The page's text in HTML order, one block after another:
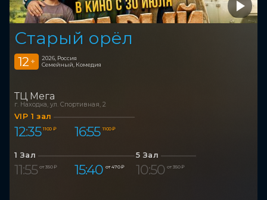
Старый орёл
12 +
2026, Россия
Семейный, Комедия
ТЦ Мега
г. Находка, ул. Спортивная, 2
VIP 1 зал
12:35 1 100 ₽ 16:55 1 100 ₽
1 Зал
11:55 от 350 ₽ 15:40 от 470 ₽
5 Зал
10:50 от 350 ₽